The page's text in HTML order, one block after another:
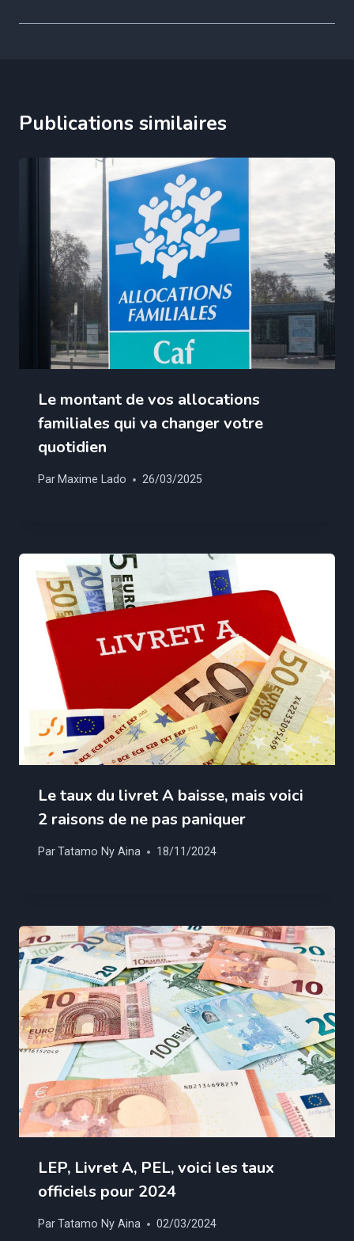
Publications similaires
Le montant de vos allocations
familiales qui va changer votre
quotidien
Par Maxime Lado 26/03/2025
Le taux du livret A baisse, mais voici
2 raisons de ne pas paniquer
ParTatamo Ny Aina 18/11/2024
LEP, Livret A, PEL, voici les taux
officiels pour 2024
ParTatamo Ny Aina 02/03/2024